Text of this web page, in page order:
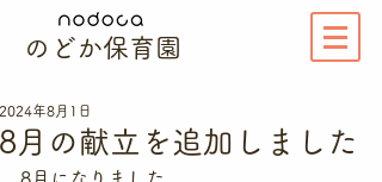
のどか保育園
8月の献立を追加しました
2024年8月1日